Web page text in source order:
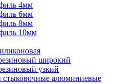
4мм
6мм
8мм
10мм
широкий
узкий
алюминиевые